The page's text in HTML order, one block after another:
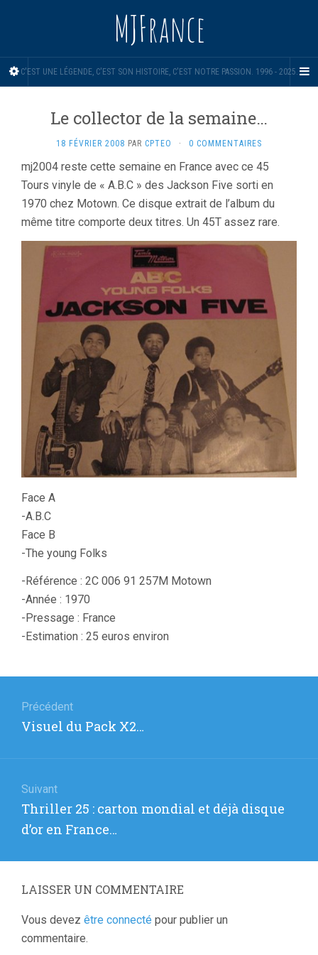
MJFrance
C'EST UNE LÉGENDE, C'EST SON HISTOIRE, C'EST NOTRE PASSION. 1996 - 2025.
Le collector de la semaine…
18 FÉVRIER 2008 PAR CPTEO · 0 COMMENTAIRES
mj2004 reste cette semaine en France avec ce 45
Tours vinyle de « A.B.C » des Jackson Five sorti en
1970 chez Motown. Ce disque extrait de l’album du
même titre comporte deux titres. Un 45T assez rare.
Face A
-A.B.C
Face B
-The young Folks
-Référence : 2C 006 91 257M Motown
-Année : 1970
-Pressage : France
-Estimation : 25 euros environ
de
l’article
Précédent
Article
Visuel du Pack X2…
Suivant
Article
suivant
Thriller 25 : carton mondial et déjà disque
d’or en France…
LAISSER UN COMMENTAIRE
Vous devez être connecté pour publier un
commentaire.